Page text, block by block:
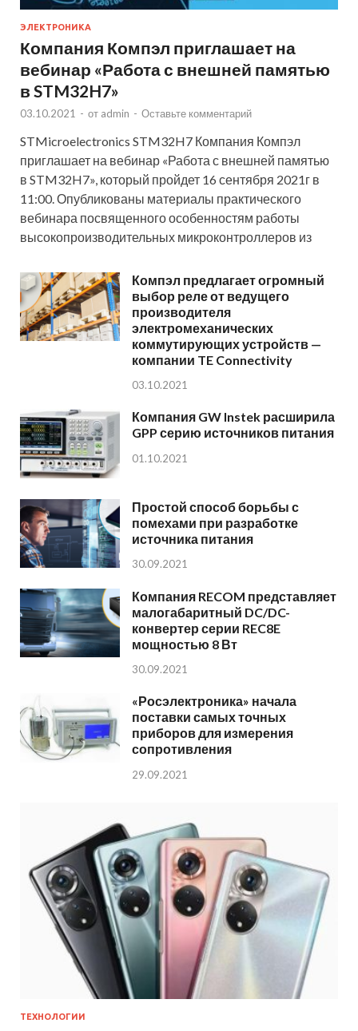
ЭЛЕКТРОНИКА
Компания Компэл приглашает на
вебинар «Работа с внешней памятью
в STM32H7»
03.10.2021 - от admin - Оставьте комментарий
STMicroelectronics STM32H7 Компания Компэл
приглашает на вебинар «Работа с внешней памятью
в STM32H7», который пройдет 16 сентября 2021г в
11:00. Опубликованы материалы практического
вебинара посвященного особенностям работы
высокопроизводительных микроконтроллеров из
Компэл предлагает огромный
выбор реле от ведущего
производителя
электромеханических
коммутирующих устройств —
компании TE Connectivity
03.10.2021
Компания GW Instek расширила
GPP серию источников питания
01.10.2021
Простой способ борьбы с
помехами при разработке
источника питания
30.09.2021
Компания RECOM представляет
малогабаритный DC/DC-
конвертер серии REC8E
мощностью 8 Вт
30.09.2021
«Росэлектроника» начала
поставки самых точных
приборов для измерения
сопротивления
29.09.2021
ТЕХНОЛОГИИ